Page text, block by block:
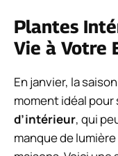
Plantes
Vie à Votre
En janvier, la
moment idéal
d’intérieur, qui
manque de